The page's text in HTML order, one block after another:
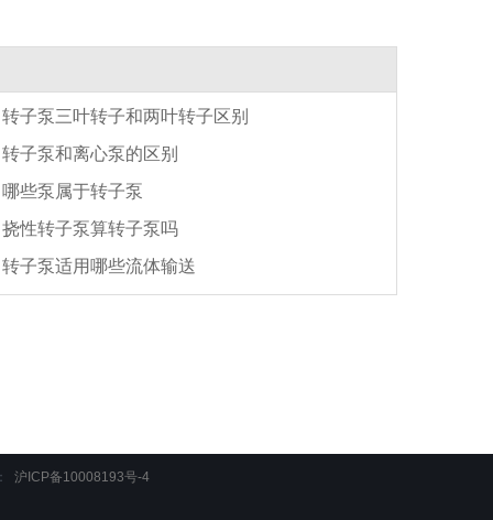
转子泵三叶转子和两叶转子区别
转子泵和离心泵的区别
哪些泵属于转子泵
挠性转子泵算转子泵吗
转子泵适用哪些流体输送
沪ICP备10008193号-4